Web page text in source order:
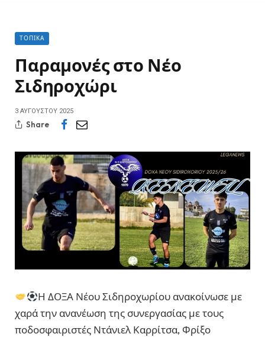
ΤΟΠΙΚΆ
Παραμονές στο Νέο
Σιδηροχώρι
3 ΑΥΓΟΎΣΤΟΥ 2025
Share
Η ΔΟΞΑ Νέου Σιδηροχωρίου ανακοίνωσε με
χαρά την ανανέωση της συνεργασίας με τους
ποδοσφαιριστές Ντάνιελ Καρρίτσα, Φρίξο